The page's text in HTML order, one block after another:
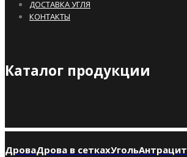
ДОСТАВКА УГЛЯ
КОНТАКТЫ
Каталог продукции
ДроваДрова в сеткахУгольАнтрацит